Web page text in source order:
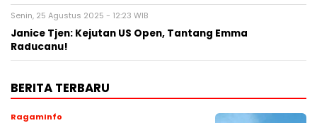
Senin, 25 Agustus 2025 - 12:23 WIB
Janice Tjen: Kejutan US Open, Tantang Emma
Raducanu!
BERITA TERBARU
RagamInfo